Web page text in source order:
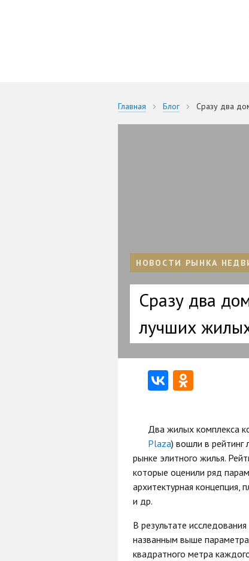
Главная Блог Сразу два
НОВОСТИ РЫНКА
Сразу два
лучших
Два жилых комплекса
Plaza) вошли в
рынке элитного жилья.
которые оценили ряд
архитектурная концепция,
и др.
В результате
названным выше
квадратного метра